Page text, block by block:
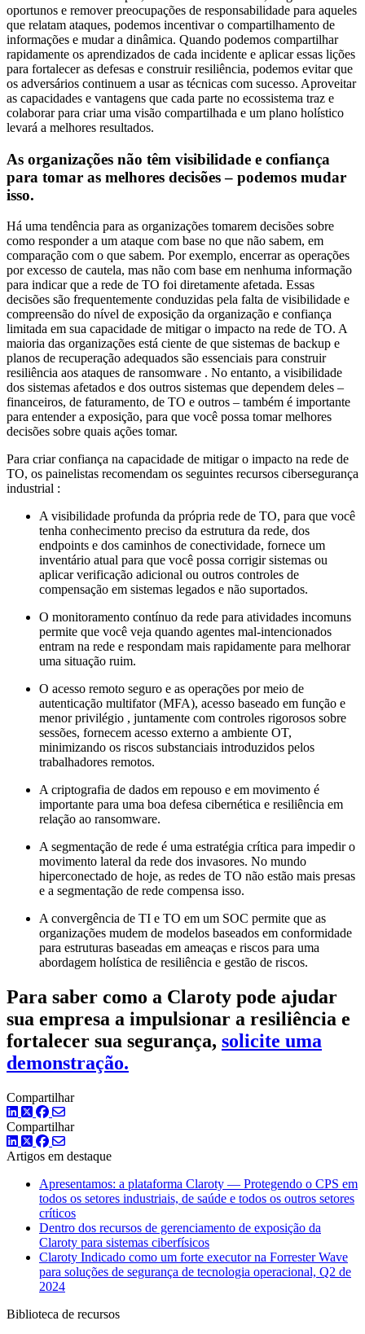
oportunos e remover preocupações de responsabilidade para aqueles
que relatam ataques, podemos incentivar o compartilhamento de
informações e mudar a dinâmica. Quando podemos compartilhar
rapidamente os aprendizados de cada incidente e aplicar essas lições
para fortalecer as defesas e construir resiliência, podemos evitar que
os adversários continuem a usar as técnicas com sucesso. Aproveitar
as capacidades e vantagens que cada parte no ecossistema traz e
colaborar para criar uma visão compartilhada e um plano holístico
levará a melhores resultados.
As organizações não têm visibilidade e confiança
para tomar as melhores decisões – podemos mudar
isso.
Há uma tendência para as organizações tomarem decisões sobre
como responder a um ataque com base no que não sabem, em
comparação com o que sabem. Por exemplo, encerrar as operações
por excesso de cautela, mas não com base em nenhuma informação
para indicar que a rede de TO foi diretamente afetada. Essas
decisões são frequentemente conduzidas pela falta de visibilidade e
compreensão do nível de exposição da organização e confiança
limitada em sua capacidade de mitigar o impacto na rede de TO. A
maioria das organizações está ciente de que sistemas de backup e
planos de recuperação adequados são essenciais para construir
resiliência aos ataques de ransomware . No entanto, a visibilidade
dos sistemas afetados e dos outros sistemas que dependem deles –
financeiros, de faturamento, de TO e outros – também é importante
para entender a exposição, para que você possa tomar melhores
decisões sobre quais ações tomar.
Para criar confiança na capacidade de mitigar o impacto na rede de
TO, os painelistas recomendam os seguintes recursos cibersegurança
industrial :
A visibilidade profunda da própria rede de TO, para que você
tenha conhecimento preciso da estrutura da rede, dos
endpoints e dos caminhos de conectividade, fornece um
inventário atual para que você possa corrigir sistemas ou
aplicar verificação adicional ou outros controles de
compensação em sistemas legados e não suportados.
O monitoramento contínuo da rede para atividades incomuns
permite que você veja quando agentes mal-intencionados
entram na rede e respondam mais rapidamente para melhorar
uma situação ruim.
O acesso remoto seguro e as operações por meio de
autenticação multifator (MFA), acesso baseado em função e
menor privilégio , juntamente com controles rigorosos sobre
sessões, fornecem acesso externo a ambiente OT,
minimizando os riscos substanciais introduzidos pelos
trabalhadores remotos.
A criptografia de dados em repouso e em movimento é
importante para uma boa defesa cibernética e resiliência em
relação ao ransomware.
A segmentação de rede é uma estratégia crítica para impedir o
movimento lateral da rede dos invasores. No mundo
hiperconectado de hoje, as redes de TO não estão mais presas
e a segmentação de rede compensa isso.
A convergência de TI e TO em um SOC permite que as
organizações mudem de modelos baseados em conformidade
para estruturas baseadas em ameaças e riscos para uma
abordagem holística de resiliência e gestão de riscos.
Para saber como a Claroty pode ajudar
sua empresa a impulsionar a resiliência e
fortalecer sua segurança, solicite uma
demonstração.
Compartilhar
LinkedIn
TwitterFacebook
Compartilhar
LinkedIn
TwitterFacebook
Artigos em destaque
Apresentamos: a plataforma Claroty — Protegendo o CPS em
todos os setores industriais, de saúde e todos os outros setores
críticos
Dentro dos recursos de gerenciamento de exposição da
Claroty para sistemas ciberfísicos
Claroty Indicado como um forte executor na Forrester Wave
para soluções de segurança de tecnologia operacional, Q2 de
2024
Biblioteca de recursos